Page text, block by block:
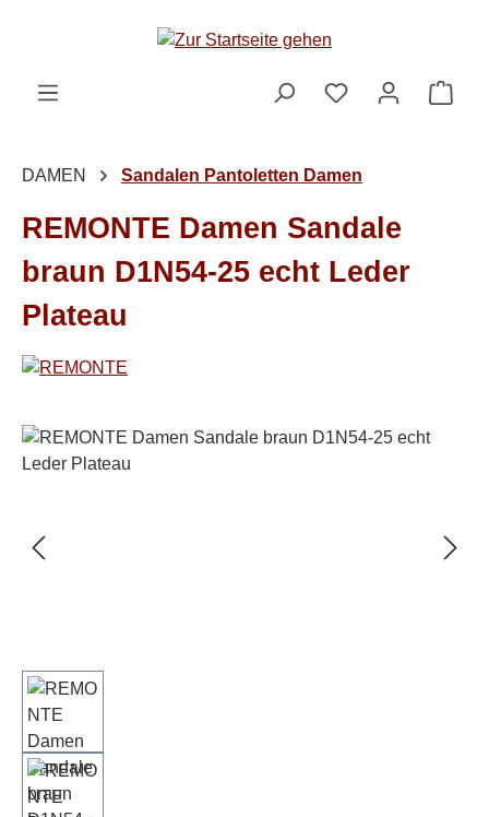
Zum Hauptinhalt springen
DAMEN Sandalen Pantoletten Damen
REMONTE Damen Sandale
braun D1N54-25 echt Leder
Plateau
Bildergalerie überspringen